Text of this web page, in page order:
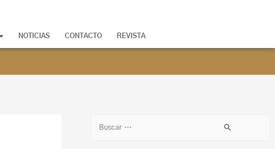
NOTICIAS CONTACTO REVISTA